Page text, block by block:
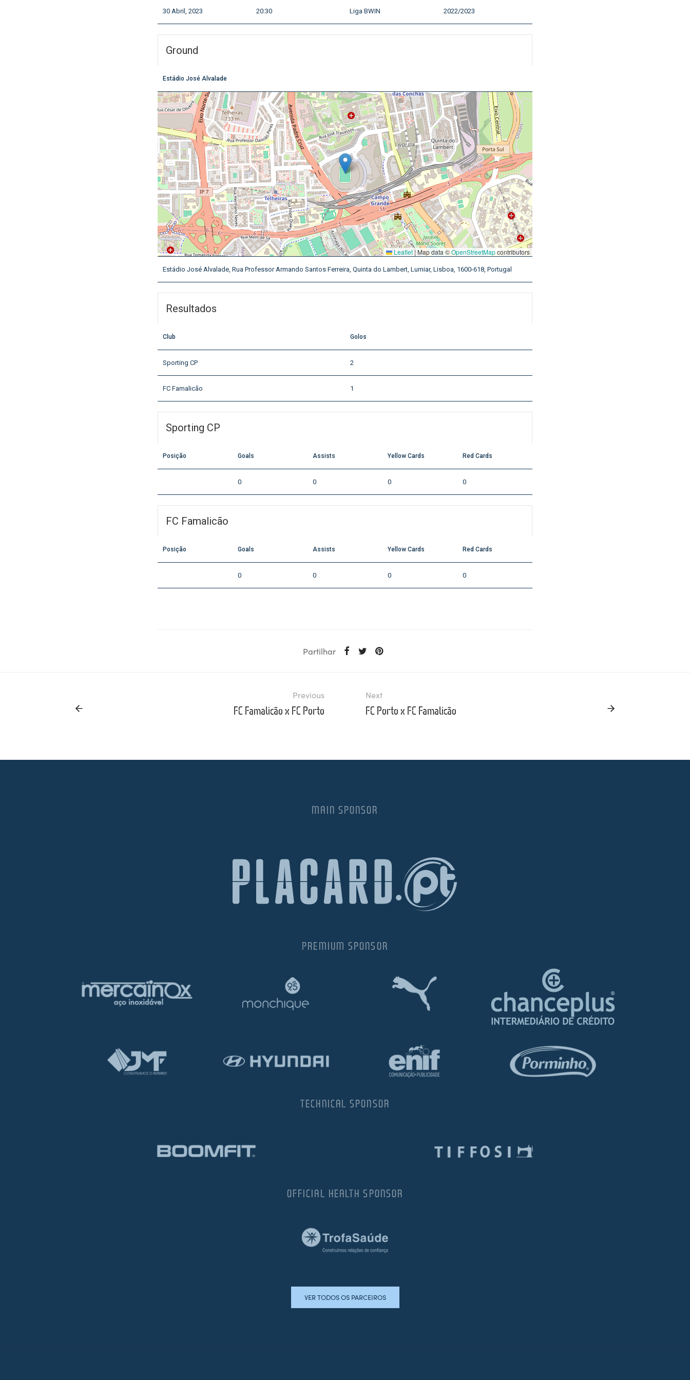
30 Abril, 2023 20:30 Liga BWIN 2022/2023
Ground
Estádio José Alvalade
Leaflet|Map data ©OpenStreetMapcontributors
Estádio José Alvalade, Rua Professor Armando Santos Ferreira, Quinta do Lambert, Lumiar, Lisboa, 1600-618, Portugal
Resultados
Club Golos
Sporting CP 2
FC Famalicão 1
Sporting CP
Posição Goals Assists Yellow Cards Red Cards
0 0 0 0
FC Famalicão
Posição Goals Assists Yellow Cards Red Cards
0 0 0 0
Partilhar
Previous
FC Famalicão x FC Porto
Next
FC Porto x FC Famalicão
MAIN SPONSOR
PREMIUM SPONSOR
TECHNICAL SPONSOR
OFFICIAL HEALTH SPONSOR
VER TODOS OS PARCEIROS